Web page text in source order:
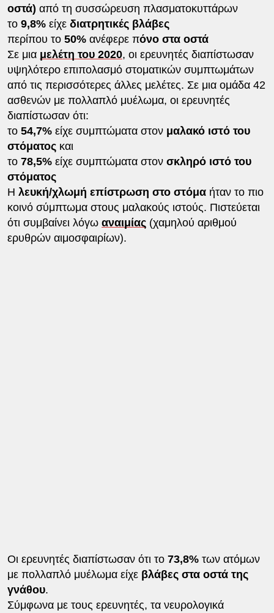
οστά) από τη συσσώρευση πλασματοκυττάρων
το 9,8%είχε διατρητικές βλάβες
περίπου το50%ανέφερε πόνο στα οστά
Σε μια μελέτη του 2020, οι ερευνητές διαπίστωσαν
υψηλότερο επιπολασμό στοματικών συμπτωμάτων
από τις περισσότερες άλλες μελέτες. Σε μια ομάδα 42
ασθενών με πολλαπλό μυέλωμα, οι ερευνητές
διαπίστωσαν ότι:
το 54,7%είχε συμπτώματα στον μαλακό ιστό του
στόματοςκαι
το 78,5%είχε συμπτώματα στον σκληρό ιστό του
στόματος
Η λευκή/χλωμή επίστρωση στο στόμαήταν το πιο
κοινό σύμπτωμα στους μαλακούς ιστούς. Πιστεύεται
ότι συμβαίνει λόγω αναιμίας(χαμηλού αριθμού
ερυθρών αιμοσφαιρίων).
Οι ερευνητές διαπίστωσαν ότι το 73,8%των ατόμων
με πολλαπλό μυέλωμα είχε βλάβες στα οστά της
γνάθου.
Σύμφωνα με τους ερευνητές, τα νευρολογικά